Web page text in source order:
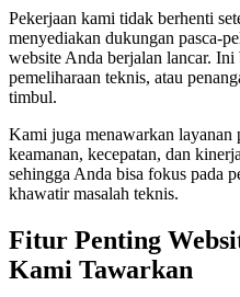
Pekerjaan kami tidak berhenti
menyediakan dukungan pasca-
website Anda berjalan lancar. Ini
pemeliharaan teknis, atau
timbul.
Kami juga menawarkan layanan
keamanan, kecepatan, dan
sehingga Anda bisa fokus pada
khawatir masalah teknis.
Fitur Penting
Kami Tawarkan